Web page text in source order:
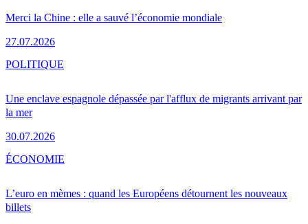
Merci la Chine : elle a sauvé l’économie mondiale
27.07.2026
Une enclave espagnole dépassée par l'afflux de migrants arrivant par
la mer
30.07.2026
POLITIQUE
L’euro en mèmes : quand les Européens détournent les nouveaux
billets
ÉCONOMIE